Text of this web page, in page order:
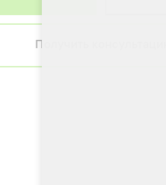
Получить консультацию